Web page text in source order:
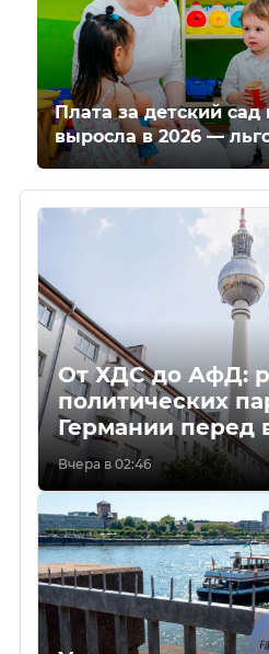
Плата за детский сад
выросла в 2026 —
От ХДС до АфД:
политических
Германии перед
Вчера в 02:46